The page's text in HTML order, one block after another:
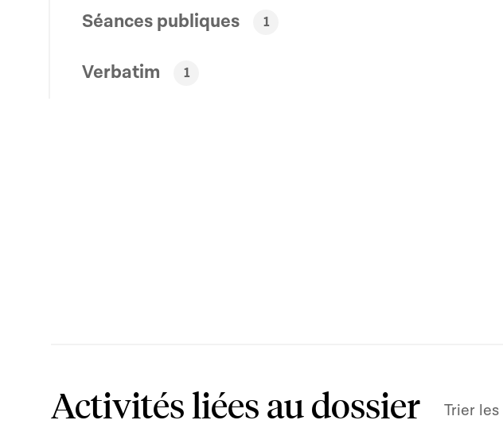
Séances publiques 1
Verbatim 1
Activités liées au dossier Trier